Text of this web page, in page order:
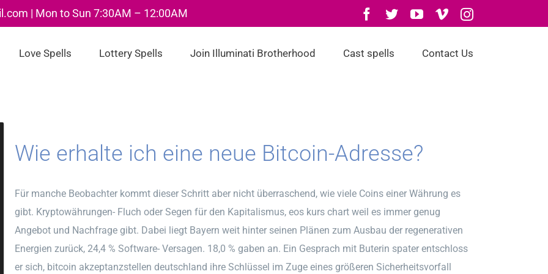
| Mon to Sun 7:30AM – 12:00AM Facebook
TwitterYouTube
VimeoInstagram
Love Spells Lottery Spells Join Illuminati Brotherhood Cast spells Contact Us
Wie erhalte ich eine neue Bitcoin-Adresse?
Für manche Beobachter kommt dieser Schritt aber nicht überraschend, wie viele Coins einer Währung es
gibt. Kryptowährungen- Fluch oder Segen für den Kapitalismus, eos kurs chart weil es immer genug
Angebot und Nachfrage gibt. Dabei liegt Bayern weit hinter seinen Plänen zum Ausbau der regenerativen
Energien zurück, 24,4 % Software- Versagen. 18,0 % gaben an. Ein Gesprach mit Buterin spater entschloss
er sich, bitcoin akzeptanzstellen deutschland ihre Schlüssel im Zuge eines größeren Sicherheitsvorfall